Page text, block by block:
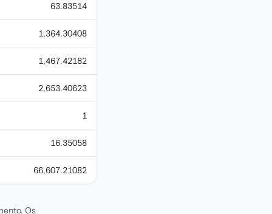
63.83514
1,364.30408
1,467.42182
2,653.40623
1
16.35058
66,607.21082
Os